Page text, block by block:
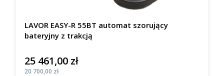
LAVOR EASY-R 55BT automat szorujący
bateryjny z trakcją
Cena
25 461,00 zł
Cena
20 700,00 zł